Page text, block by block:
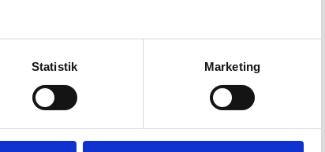
Statistik Marketing